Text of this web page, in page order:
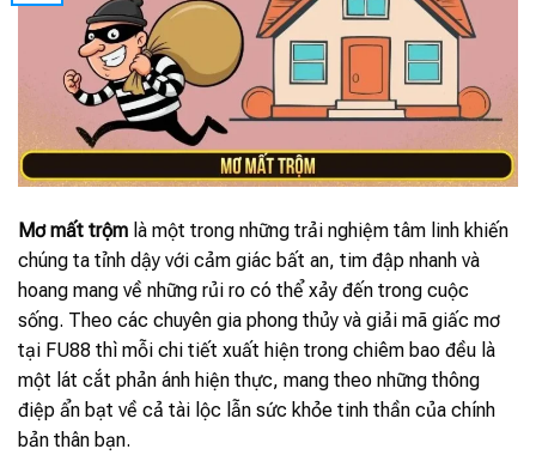
Mơ mất trộm là một trong những trải nghiệm tâm linh khiến
chúng ta tỉnh dậy với cảm giác bất an, tim đập nhanh và
hoang mang về những rủi ro có thể xảy đến trong cuộc
sống. Theo các chuyên gia phong thủy và giải mã giấc mơ
tại FU88 thì mỗi chi tiết xuất hiện trong chiêm bao đều là
một lát cắt phản ánh hiện thực, mang theo những thông
điệp ẩn bạt về cả tài lộc lẫn sức khỏe tinh thần của chính
bản thân bạn.